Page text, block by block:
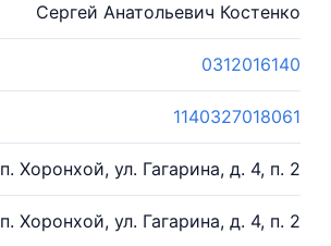
Сергей Анатольевич Костенко
0312016140
1140327018061
п. Хоронхой, ул. Гагарина, д. 4, п. 2
п. Хоронхой, ул. Гагарина, д. 4, п. 2